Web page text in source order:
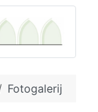
Fotogalerij